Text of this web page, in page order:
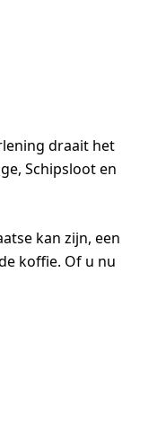
draait het
Schipsloot en
kan zijn, een
koffie. Of u nu